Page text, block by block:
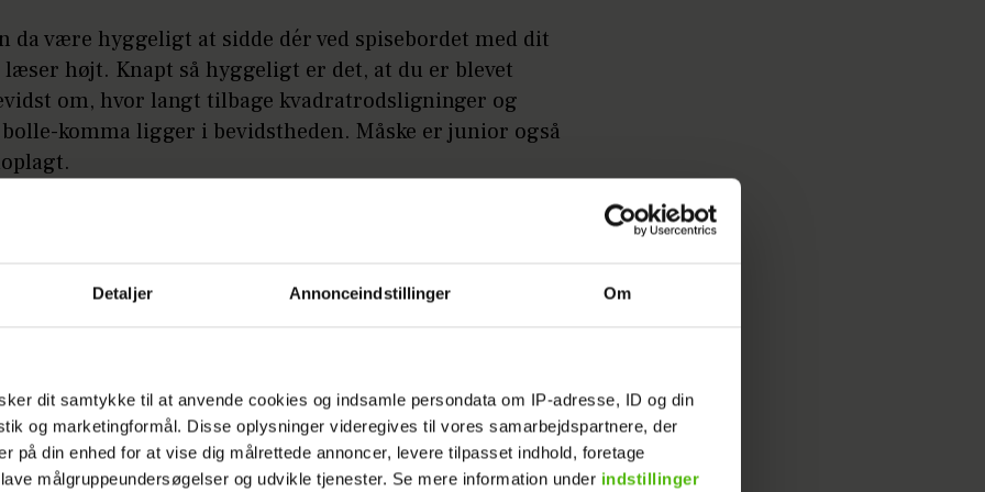
Detaljer Annonceindstillinger Om
dit samtykke til at anvende cookies og indsamle persondata om IP-adresse, ID og din
og marketingformål. Disse oplysninger videregives til vores samarbejdspartnere, der
på din enhed for at vise dig målrettede annoncer, levere tilpasset indhold, foretage
målgruppeundersøgelser og udvikle tjenester. Se mere information under indstillinger
da være hyggeligt at sidde dér ved spisebordet med dit
højt. Knapt så hyggeligt er det, at du er blevet
om, hvor langt tilbage kvadratrodsligninger og
komma ligger i bevidstheden. Måske er junior også
Margrethe Brun Hansen sine bedste tips